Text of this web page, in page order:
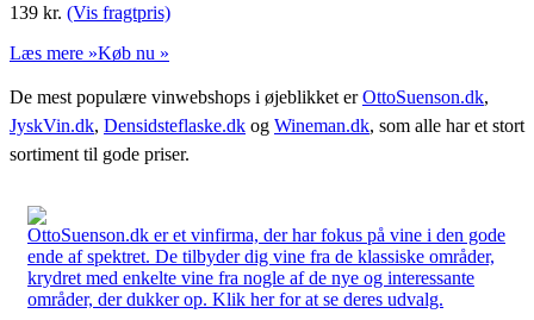
139 kr. (Vis fragtpris)
Læs mere »Køb nu »
De mest populære vinwebshops i øjeblikket erOttoSuenson.dk,
JyskVin.dk, Densidsteflaske.dk og Wineman.dk, som alle har et stort
sortiment til gode priser.
OttoSuenson.dk er et vinfirma, der har fokus på vine i den gode
ende af spektret. De tilbyder dig vine fra de klassiske områder,
krydret med enkelte vine fra nogle af de nye og interessante
områder, der dukker op. Klik her for at se deres udvalg.